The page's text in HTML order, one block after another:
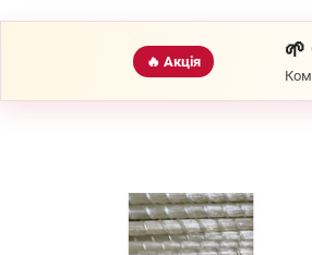
🔥 Акція 🌱